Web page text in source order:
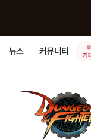
뉴스 커뮤니티
기